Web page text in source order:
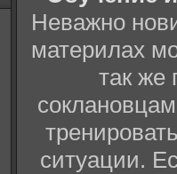
Неважно
материлах
так же
ситуации.